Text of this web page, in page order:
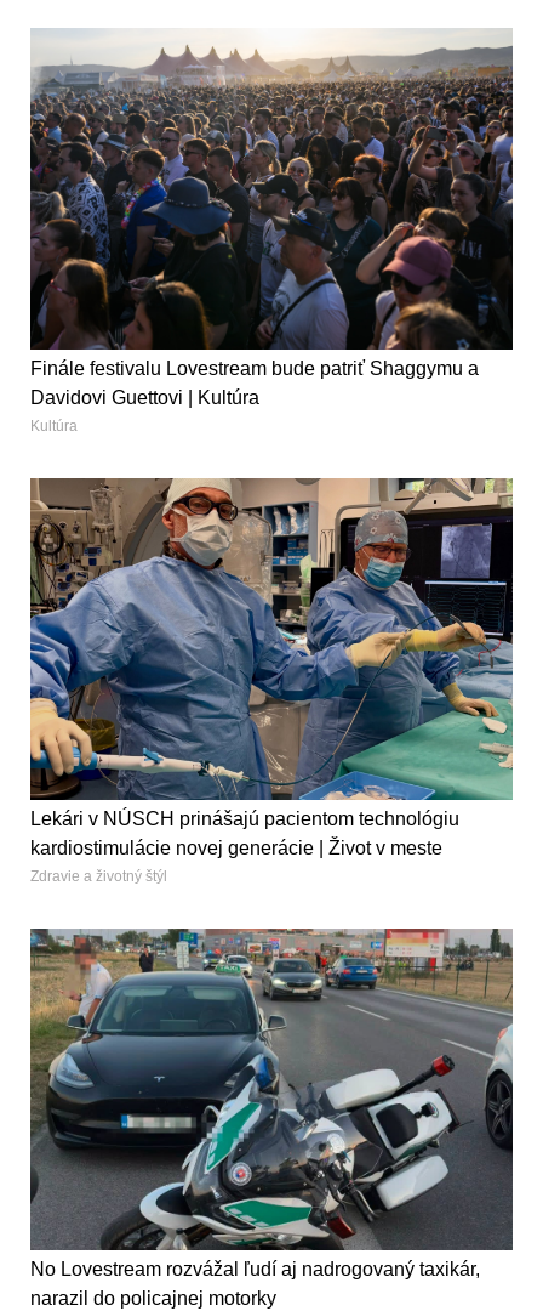
Finále festivalu Lovestream bude patriť Shaggymu a
Davidovi Guettovi | Kultúra
Kultúra
Lekári v NÚSCH prinášajú pacientom technológiu
kardiostimulácie novej generácie | Život v meste
Zdravie a životný štýl
No Lovestream rozvážal ľudí aj nadrogovaný taxikár,
narazil do policajnej motorky